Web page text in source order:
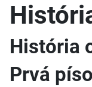
História
Prvá